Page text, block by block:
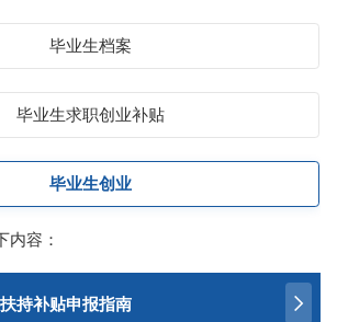
毕业生档案
毕业生求职创业补贴
毕业生创业
内容：
持补贴申报指南